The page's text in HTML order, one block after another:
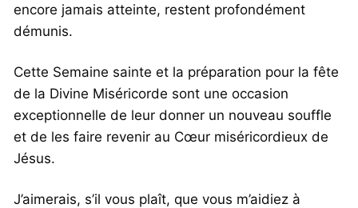
encore jamais atteinte, restent profondément
démunis.
Cette Semaine sainte et la préparation pour la fête
de la Divine Miséricorde sont une occasion
exceptionnelle de leur donner un nouveau souffle
et de les faire revenir au Cœur miséricordieux de
Jésus.
J’aimerais, s’il vous plaît, que vous m’aidiez à